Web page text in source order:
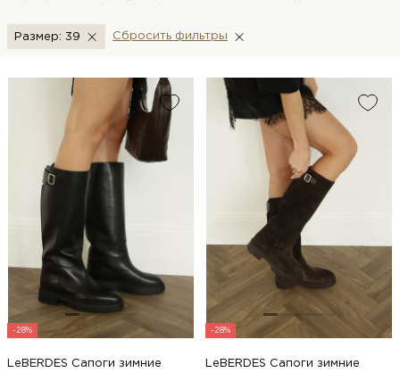
Размер: 39 Сбросить фильтры
-28%
LeBERDES Сапоги зимние
-28%
LeBERDES Сапоги зимние